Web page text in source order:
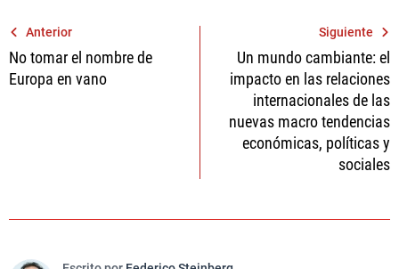
Navegación
de
entradas
Anterior
No tomar el nombre de
Europa en vano
Siguiente
Un mundo cambiante: el
impacto en las relaciones
internacionales de las
nuevas macro tendencias
económicas, políticas y
sociales